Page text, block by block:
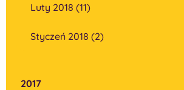
Luty 2018 (11)
Styczeń 2018 (2)
2017